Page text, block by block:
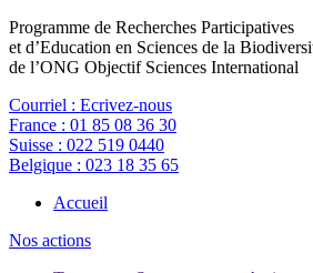
Programme de Recherches Participatives
et d’Education en Sciences de la
de l’ONG Objectif Sciences International
Courriel : Ecrivez-nous
France : 01 85 08 36 30
Suisse : 022 519 0440
Belgique : 023 18 35 65
Accueil
Nos actions